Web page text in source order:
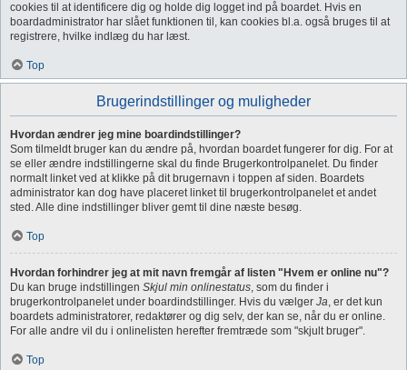
cookies til at identificere dig og holde dig logget ind på boardet. Hvis en
boardadministrator har slået funktionen til, kan cookies bl.a. også bruges til at
registrere, hvilke indlæg du har læst.
Top
Brugerindstillinger og muligheder
Hvordan ændrer jeg mine boardindstillinger?
Som tilmeldt bruger kan du ændre på, hvordan boardet fungerer for dig. For at
se eller ændre indstillingerne skal du finde Brugerkontrolpanelet. Du finder
normalt linket ved at klikke på dit brugernavn i toppen af siden. Boardets
administrator kan dog have placeret linket til brugerkontrolpanelet et andet
sted. Alle dine indstillinger bliver gemt til dine næste besøg.
Top
Hvordan forhindrer jeg at mit navn fremgår af listen "Hvem er online nu"?
Du kan bruge indstillingen Skjul min onlinestatus, som du finder i
brugerkontrolpanelet under boardindstillinger. Hvis du vælger Ja, er det kun
boardets administratorer, redaktører og dig selv, der kan se, når du er online.
For alle andre vil du i onlinelisten herefter fremtræde som "skjult bruger".
Top